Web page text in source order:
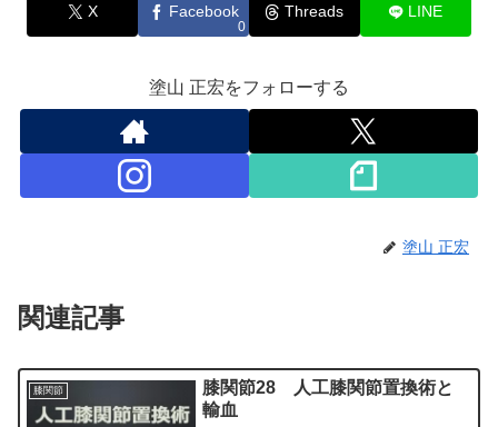
X Facebook
0
Threads LINE
塗山 正宏をフォローする
塗山 正宏
関連記事
膝関節
膝関節28 人工膝関節置換術と
輸血